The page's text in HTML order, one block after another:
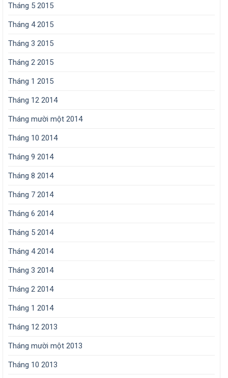
Tháng 5 2015
Tháng 4 2015
Tháng 3 2015
Tháng 2 2015
Tháng 1 2015
Tháng 12 2014
Tháng mười một 2014
Tháng 10 2014
Tháng 9 2014
Tháng 8 2014
Tháng 7 2014
Tháng 6 2014
Tháng 5 2014
Tháng 4 2014
Tháng 3 2014
Tháng 2 2014
Tháng 1 2014
Tháng 12 2013
Tháng mười một 2013
Tháng 10 2013